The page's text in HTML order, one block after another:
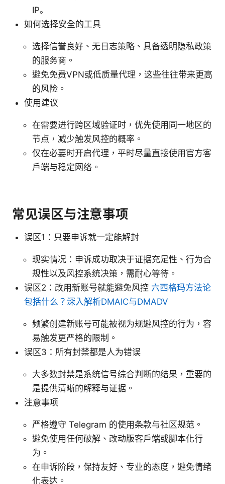
IP。
如何选择安全的工具
选择信誉良好、无日志策略、具备透明隐私政策
的服务商。
避免免费VPN或低质量代理，这些往往带来更高
的风险。
使用建议
在需要进行跨区域验证时，优先使用同一地区的
节点，减少触发风控的概率。
仅在必要时开启代理，平时尽量直接使用官方客
户端与稳定网络。
常见误区与注意事项
误区1：只要申诉就一定能解封
现实情况：申诉成功取决于证据充足性、行为合
规性以及风控系统决策，需耐心等待。
误区2：改用新账号就能避免风控 六西格玛方法论
包括什么？深入解析DMAIC与DMADV
频繁创建新账号可能被视为规避风控的行为，容
易触发更严格的限制。
误区3：所有封禁都是人为错误
大多数封禁是系统信号综合判断的结果，重要的
是提供清晰的解释与证据。
注意事项
严格遵守 Telegram 的使用条款与社区规范。
避免使用任何破解、改动版客户端或脚本化行
为。
在申诉阶段，保持友好、专业的态度，避免情绪
化表达。